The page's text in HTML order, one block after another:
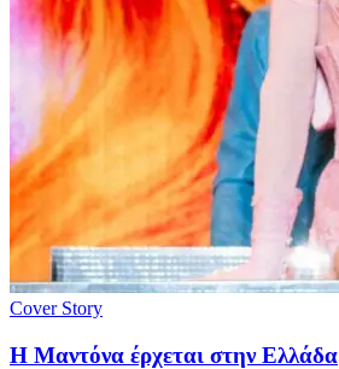
Cover Story
Η Μαντόνα έρχεται στην Ελλάδα